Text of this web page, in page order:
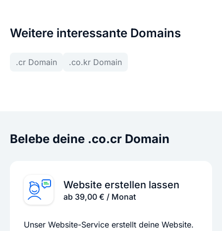
Weitere interessante Domains
.cr Domain .co.kr Domain
Belebe deine .co.cr Domain
Website erstellen lassen
ab 39,00 € / Monat
Unser Website-Service erstellt deine Website.